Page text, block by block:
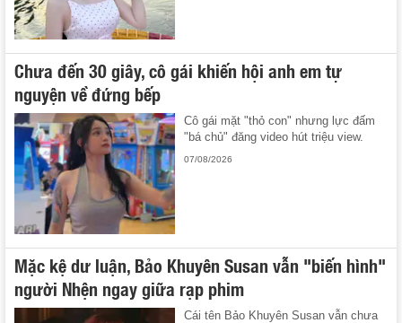
Chưa đến 30 giây, cô gái khiến hội anh em tự
nguyện về đứng bếp
Cô gái mặt "thỏ con" nhưng lực đấm
"bá chủ" đăng video hút triệu view.
07/08/2026
Mặc kệ dư luận, Bảo Khuyên Susan vẫn "biến hình"
người Nhện ngay giữa rạp phim
Cái tên Bảo Khuyên Susan vẫn chưa